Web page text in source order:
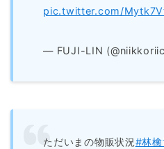
pic.twitter.com/
— FUJI-LIN
ただいまの物販状況#林檎